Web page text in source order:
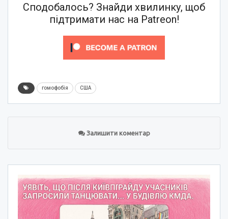
Сподобалось? Знайди хвилинку, щоб
підтримати нас на Patreon!
гомофобія США
Залишити коментар